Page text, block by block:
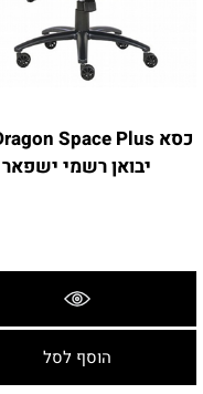
יבואן רשמי ישפאר
הוסף לסל